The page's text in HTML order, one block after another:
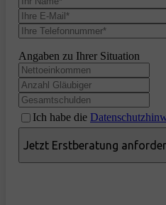
Angaben zu Ihrer Situation
Ich habe die